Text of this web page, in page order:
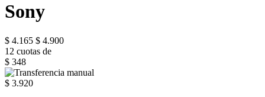
Sony
$ 4.165 $ 4.900
12 cuotas de
$ 348
$ 3.920